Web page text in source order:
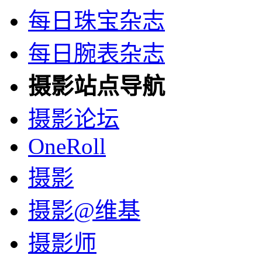
每日珠宝杂志
每日腕表杂志
摄影站点导航
摄影论坛
OneRoll
摄影
摄影@维基
摄影师